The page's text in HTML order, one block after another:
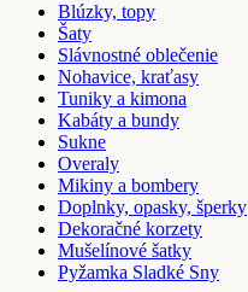
Blúzky, topy
Šaty
Slávnostné oblečenie
Nohavice, kraťasy
Tuniky a kimona
Kabáty a bundy
Sukne
Overaly
Mikiny a bombery
Doplnky, opasky, šperky
Dekoračné korzety
Mušelínové šatky
Pyžamka Sladké Sny